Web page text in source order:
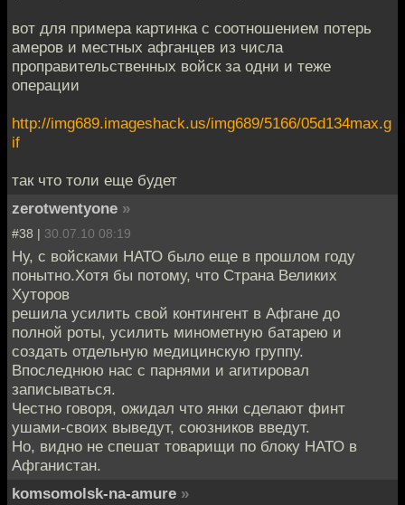
вот для примера картинка с соотношением потерь
амеров и местных афганцев из числа
проправительственных войск за одни и теже
операции
http://img689.imageshack.us/img689/5166/05d134max.g
if
так что толи еще будет
zerotwentyone »
#38 | 30.07.10 08:19
Ну, с войсками НАТО было еще в прошлом году
понытно.Хотя бы потому, что Страна Великих
Хуторов
решила усилить свой контингент в Афгане до
полной роты, усилить минометную батарею и
создать отдельную медицинскую группу.
Впоследнюю нас с парнями и агитировал
записываться.
Честно говоря, ожидал что янки сделают финт
ушами-своих выведут, союзников введут.
Но, видно не спешат товарищи по блоку НАТО в
Афганистан.
komsomolsk-na-amure »